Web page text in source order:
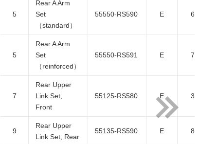
5
Rear A Arm
Set
（standard）
55550-RS590 E 66,000
5
Rear A Arm
Set
（reinforced）
55550-RS591 E 70,400
7
Rear Upper
Link Set,
Front
55125-RS580 E 33,000
9
Rear Upper
Link Set, Rear
55135-RS590 E 88,000